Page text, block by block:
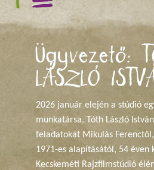
Ügyvezető:
LÁSZLÓ
2026 január elején a stúdió
munkatársa, Tóth László
feladatokat Mikulás
1971-es alapításától, 54 éven
Kecskeméti Rajzfilmstúdió